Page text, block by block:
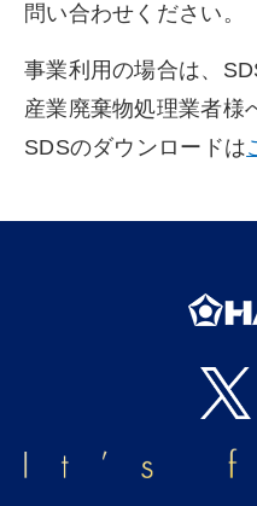
問い合わせください。
事業利用の場合は、
産業廃棄物処理業者様
SDSのダウンロードは